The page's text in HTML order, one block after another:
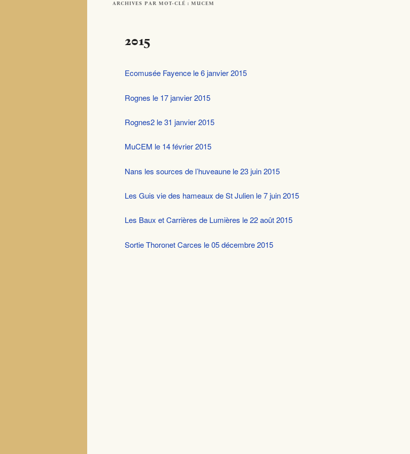
ARCHIVES PAR MOT-CLÉ : MUCEM
2015
Ecomusée Fayence le 6 janvier 2015
Rognes le 17 janvier 2015
Rognes2 le 31 janvier 2015
MuCEM le 14 février 2015
Nans les sources de l’huveaune le 23 juin 2015
Les Guis vie des hameaux de St Julien le 7 juin 2015
Les Baux et Carrières de Lumières le 22 août 2015
Sortie Thoronet Carces le 05 décembre 2015